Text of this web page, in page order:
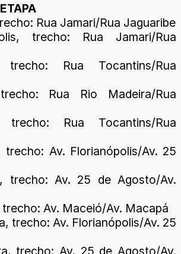
Rua Jamari/Rua Jaguaribe
trecho: Rua Jamari/Rua
Rua Tocantins/Rua
Rua Rio Madeira/Rua
trecho: Rua Tocantins/Rua
trecho: Av. Florianópolis/Av. 25
trecho: Av. 25 de Agosto/Av.
trecho: Av. Maceió/Av. Macapá
trecho: Av. Florianópolis/Av. 25
trecho: Av. 25 de Agosto/Av.